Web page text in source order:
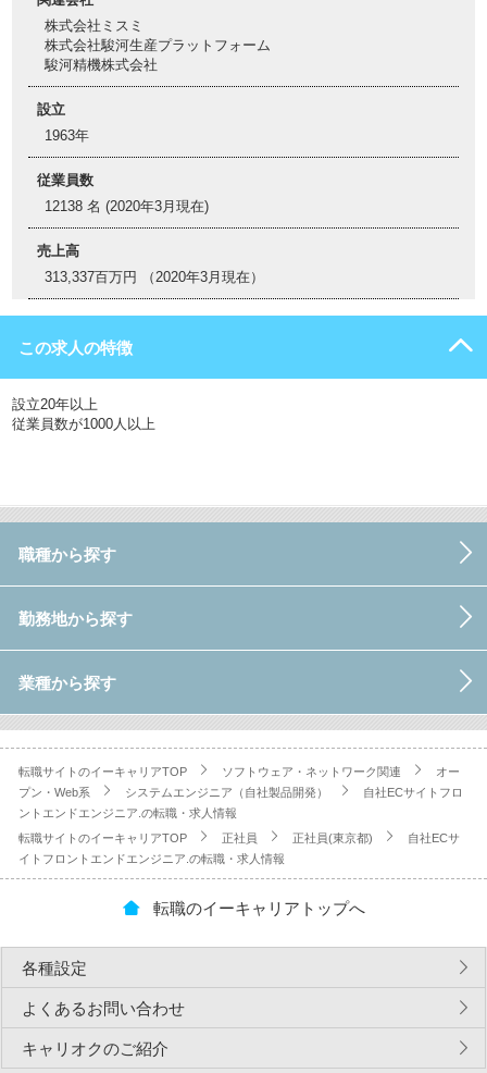
株式会社ミスミ
株式会社駿河生産プラットフォーム
駿河精機株式会社
設立
1963年
従業員数
12138 名 (2020年3月現在)
売上高
313,337百万円 （2020年3月現在）
この求人の特徴
設立20年以上
従業員数が1000人以上
職種から探す
勤務地から探す
業種から探す
転職サイトのイーキャリアTOP ソフトウェア・ネットワーク関連
オー
プン・Web系
システムエンジニア（自社製品開発）
自社ECサイトフロ
ントエンドエンジニア.の転職・求人情報
転職サイトのイーキャリアTOP
正社員 正社員(東京都)
自社ECサ
イトフロントエンドエンジニア.の転職・求人情報
転職のイーキャリアトップへ
各種設定
よくあるお問い合わせ
キャリオクのご紹介